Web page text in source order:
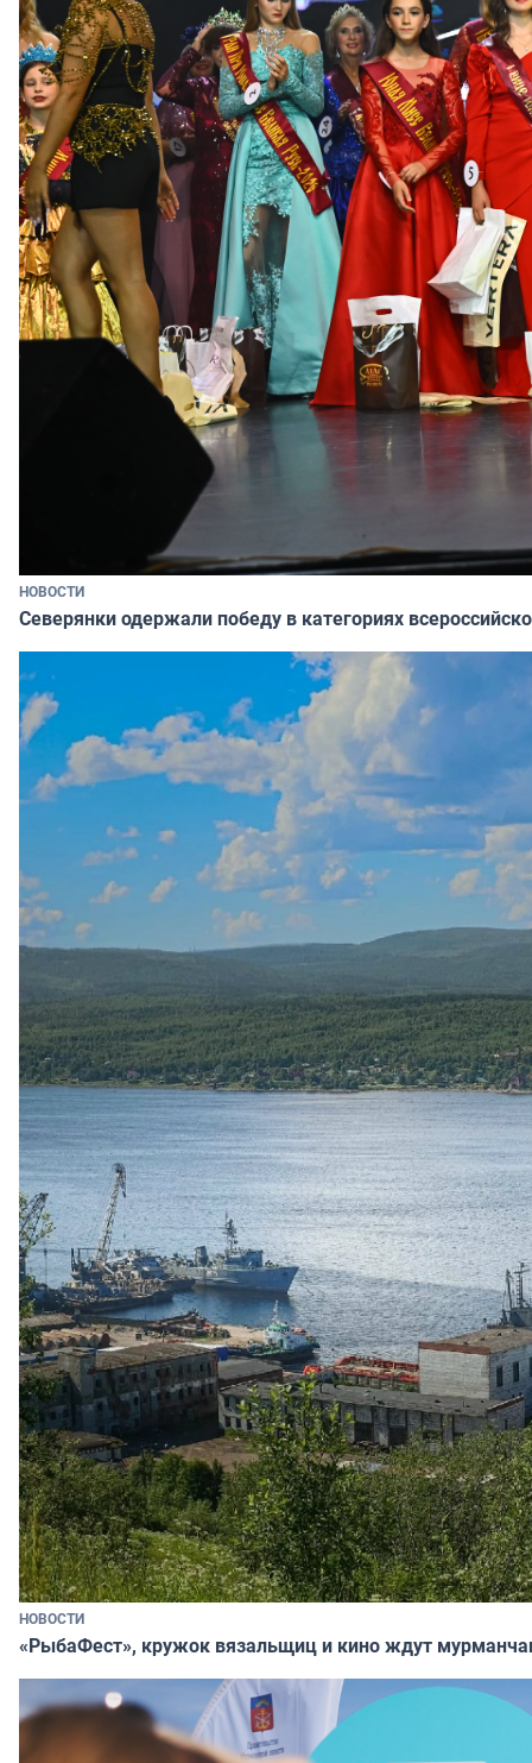
НОВОСТИ
Северянки одержали победу в категориях
НОВОСТИ
«РыбаФест», кружок вязальщиц и кино ждут